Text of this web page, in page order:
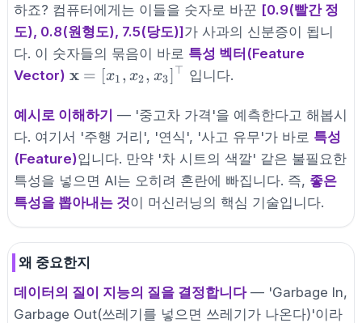
하죠? 컴퓨터에게는 이들을 숫자로 바꾼 [0.9(빨간 정
도), 0.8(원형도), 7.5(당도)]가 사과의 신분증이 됩니
다. 이 숫자들의 묶음이 바로 특성 벡터(Feature
Vector) \mathbf{x}
x_2,
x_3]^\top
x = [x1 , x2, x3] ⊤ 입니다.
예시로 이해하기 — '중고차 가격'을 예측한다고 해봅시
다. 여기서 '주행 거리', '연식', '사고 유무'가 바로 특성
(Feature)입니다. 만약 '차 시트의 색깔' 같은 불필요한
특성을 넣으면 AI는 오히려 혼란에 빠집니다. 즉, 좋은
특성을 뽑아내는 것이 머신러닝의 핵심 기술입니다.
왜 중요한지
데이터의 질이 지능의 질을 결정합니다— 'Garbage In,
Garbage Out(쓰레기를 넣으면 쓰레기가 나온다)'이라